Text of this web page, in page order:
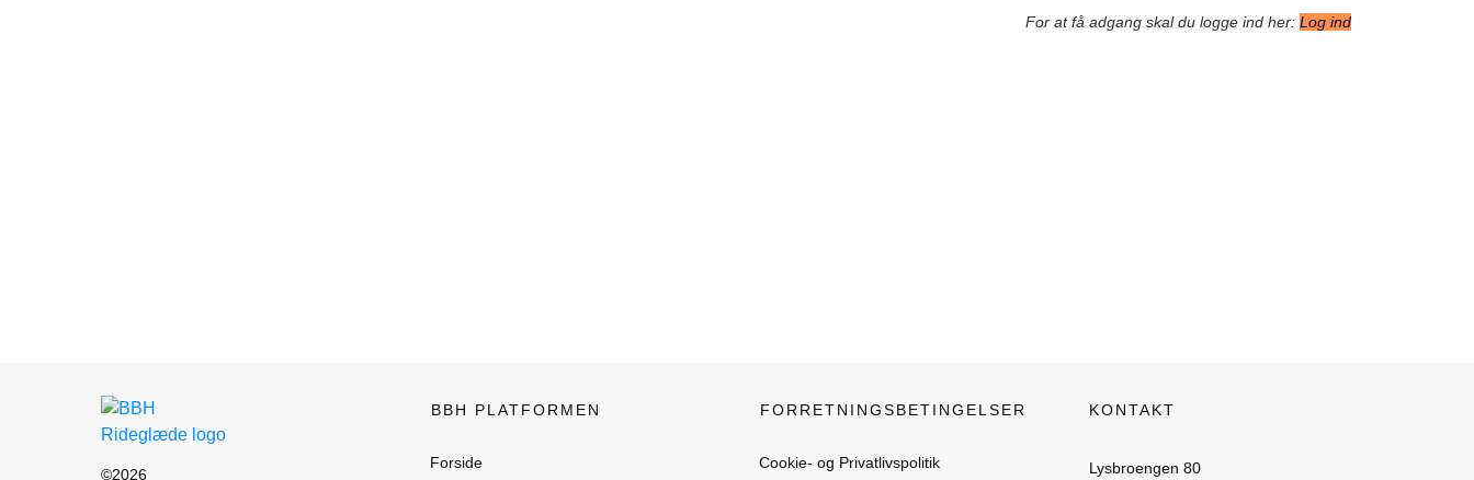
For at få adgang skal du logge ind her: Log ind
©2026
BBH PLATFORMEN
Forside
FORRETNINGSBETINGELSER
Cookie- og Privatlivspolitik
KONTAKT
Lysbroengen 80